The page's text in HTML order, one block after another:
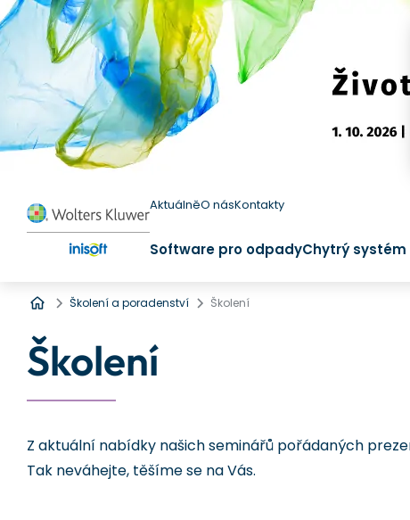
AktuálněO násKontakty
Software pro odpadyChytrý systém
Úvod
Školení a poradenství Školení
Školení
Z aktuální nabídky našich seminářů pořádaných
Tak neváhejte, těšíme se na Vás.